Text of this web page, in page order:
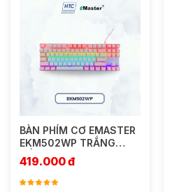
BÀN PHÍM CƠ EMASTER
EKM502WP TRẮNG
HỒNG
419.000đ